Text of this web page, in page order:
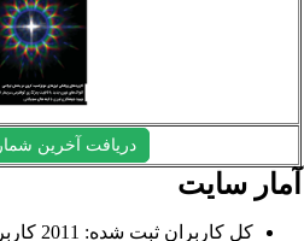
دریافت آخرین
سایت
کل کاربران ثبت شده: 2011 کاربر